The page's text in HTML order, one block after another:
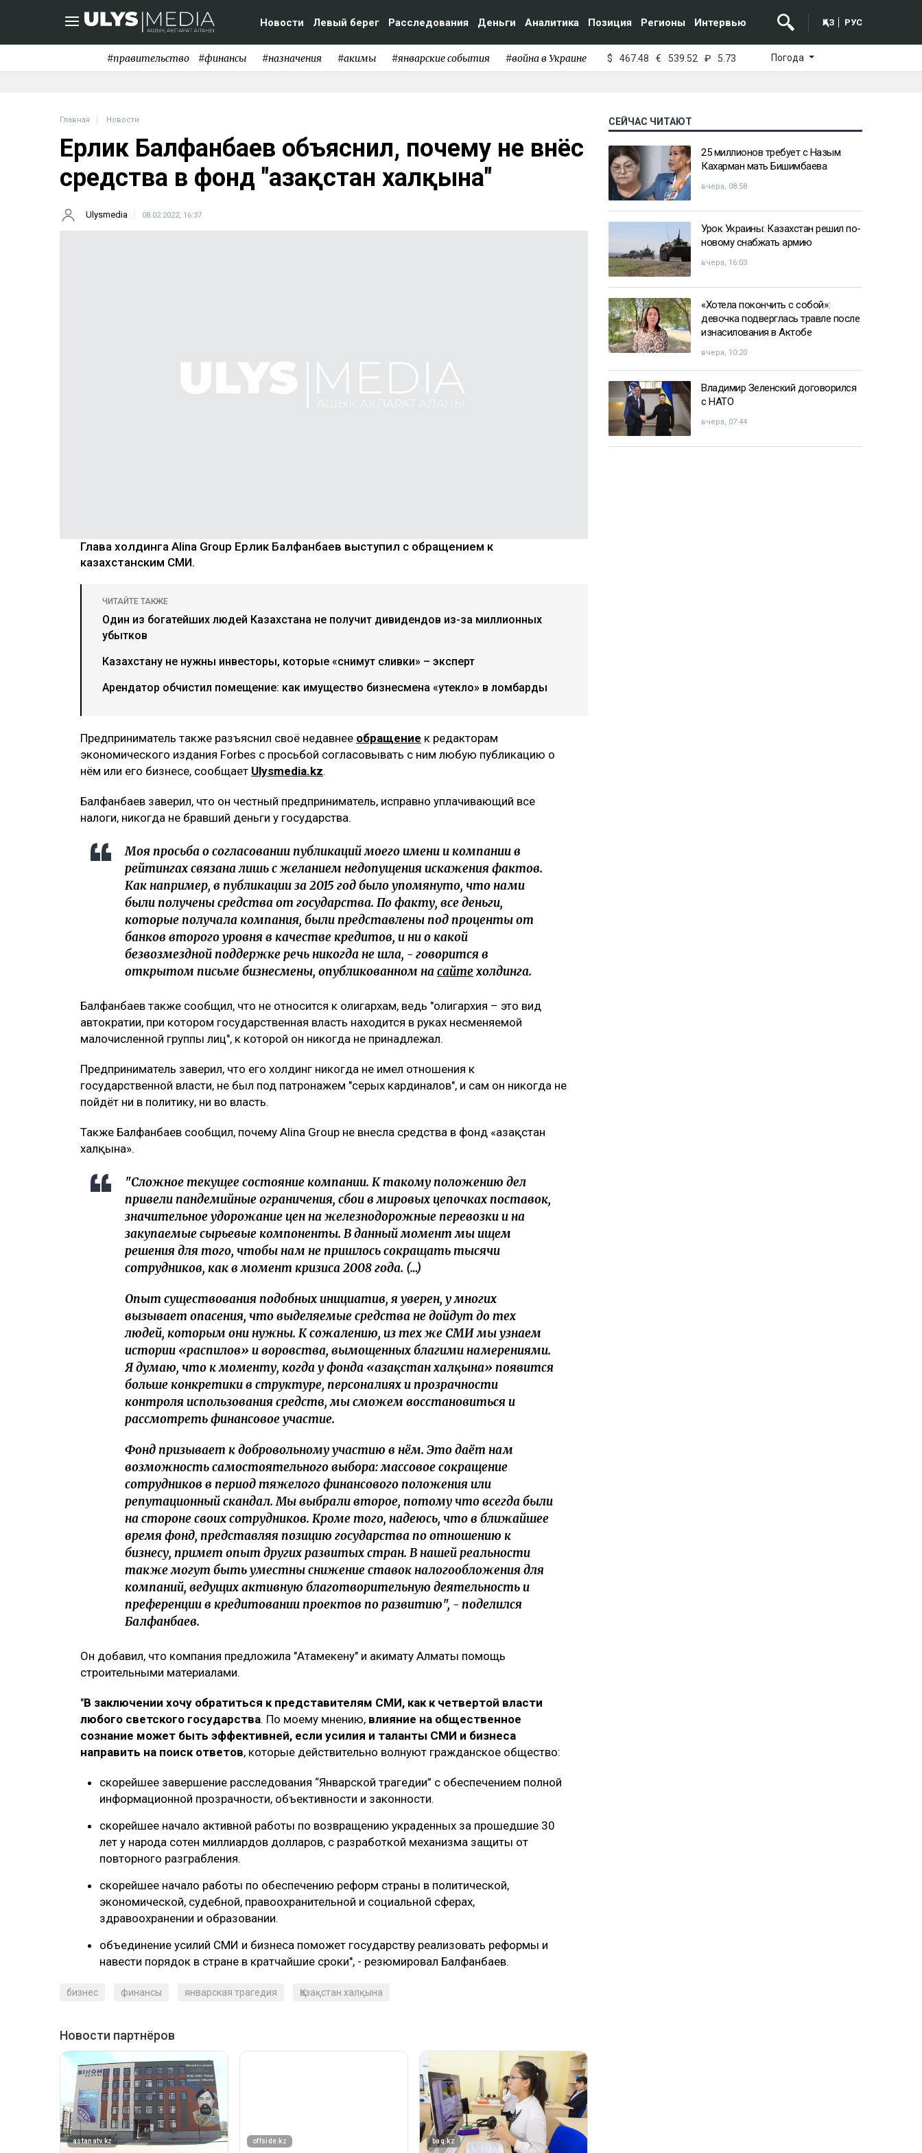
Новости Левый берег Расследования Деньги Аналитика Позиция Регионы Интервью ҚАЗ РУС
#правительство #финансы #назначения #акимы #январские события #война в Украине $ 467.48 € 539.52 ₽ 5.73 Погода
Главная Новости
Ерлик Балфанбаев объяснил, почему не внёс
средства в фонд "Қазақстан халқына"
Ulysmedia 08.02.2022, 16:37
Глава холдинга Alina Group Ерлик Балфанбаев выступил с обращением к
казахстанским СМИ.
ЧИТАЙТЕ ТАКЖЕ
Один из богатейших людей Казахстана не получит дивидендов из-за миллионных
убытков
Казахстану не нужны инвесторы, которые «снимут сливки» – эксперт
Арендатор обчистил помещение: как имущество бизнесмена «утекло» в ломбарды
Предприниматель также разъяснил своё недавнее обращение к редакторам
экономического издания Forbes с просьбой согласовывать с ним любую публикацию о
нём или его бизнесе, сообщает Ulysmedia.kz.
Балфанбаев заверил, что он честный предприниматель, исправно уплачивающий все
налоги, никогда не бравший деньги у государства.
Моя просьба о согласовании публикаций моего имени и компании в
рейтингах связана лишь с желанием недопущения искажения фактов.
Как например, в публикации за 2015 год было упомянуто, что нами
были получены средства от государства. По факту, все деньги,
которые получала компания, были представлены под проценты от
банков второго уровня в качестве кредитов, и ни о какой
безвозмездной поддержке речь никогда не шла, - говорится в
открытом письме бизнесмены, опубликованном насайтехолдинга.
Балфанбаев также сообщил, что не относится к олигархам, ведь "олигархия – это вид
автократии, при котором государственная власть находится в руках несменяемой
малочисленной группы лиц", к которой он никогда не принадлежал.
Предприниматель заверил, что его холдинг никогда не имел отношения к
государственной власти, не был под патронажем "серых кардиналов", и сам он никогда не
пойдёт ни в политику, ни во власть.
Также Балфанбаев сообщил, почему Alina Group не внесла средства в фонд «Қазақстан
халқына».
"Сложное текущее состояние компании. К такому положению дел
привели пандемийные ограничения, сбои в мировых цепочках поставок,
значительное удорожание цен на железнодорожные перевозки и на
закупаемые сырьевые компоненты. В данный момент мы ищем
решения для того, чтобы нам не пришлось сокращать тысячи
сотрудников, как в момент кризиса 2008 года. (…)
Опыт существования подобных инициатив, я уверен, у многих
вызывает опасения, что выделяемые средства не дойдут до тех
людей, которым они нужны. К сожалению, из тех же СМИ мы узнаем
истории «распилов» и воровства, вымощенных благими намерениями.
Я думаю, что к моменту, когда у фонда «Қазақстан халқына» появится
больше конкретики в структуре, персоналиях и прозрачности
контроля использования средств, мы сможем восстановиться и
рассмотреть финансовое участие.
Фонд призывает к добровольному участию в нём. Это даёт нам
возможность самостоятельного выбора: массовое сокращение
сотрудников в период тяжелого финансового положения или
репутационный скандал. Мы выбрали второе, потому что всегда были
на стороне своих сотрудников. Кроме того, надеюсь, что в ближайшее
время фонд, представляя позицию государства по отношению к
бизнесу, примет опыт других развитых стран. В нашей реальности
также могут быть уместны снижение ставок налогообложения для
компаний, ведущих активную благотворительную деятельность и
преференции в кредитовании проектов по развитию", - поделился
Балфанбаев.
Он добавил, что компания предложила "Атамекену" и акимату Алматы помощь
строительными материалами.
"В заключении хочу обратиться к представителям СМИ, как к четвертой власти
любого светского государства. По моему мнению, влияние на общественное
сознание может быть эффективней, если усилия и таланты СМИ и бизнеса
направить на поиск ответов, которые действительно волнуют гражданское общество:
скорейшее завершение расследования “Январской трагедии” с обеспечением полной
информационной прозрачности, объективности и законности.
скорейшее начало активной работы по возвращению украденных за прошедшие 30
лет у народа сотен миллиардов долларов, с разработкой механизма защиты от
повторного разграбления.
скорейшее начало работы по обеспечению реформ страны в политической,
экономической, судебной, правоохранительной и социальной сферах,
здравоохранении и образовании.
объединение усилий СМИ и бизнеса поможет государству реализовать реформы и
навести порядок в стране в кратчайшие сроки", - резюмировал Балфанбаев.
бизнес финансы январская трагедия Қазақстан халқына
СЕЙЧАС ЧИТАЮТ
25 миллионов требует с Назым
Кахарман мать Бишимбаева
вчера, 08:58
Урок Украины: Казахстан решил по-
новому снабжать армию
вчера, 16:03
«Хотела покончить с собой»:
девочка подверглась травле после
изнасилования в Актобе
вчера, 10:20
Владимир Зеленский договорился
с НАТО
вчера, 07:44